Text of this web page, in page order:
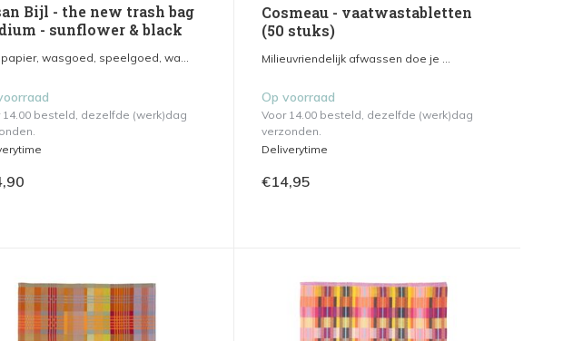
Bijl - the new trash bag
- sunflower & black
wasgoed, speelgoed, wa...
14.00 besteld, dezelfde (werk)dag
Cosmeau - vaatwastabletten
(50 stuks)
Milieuvriendelijk afwassen doe je ...
Op voorraad
Voor 14.00 besteld, dezelfde (werk)dag
verzonden.
Deliverytime
€14,95